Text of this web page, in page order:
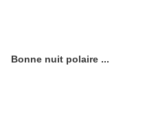
Bonne nuit polaire ...